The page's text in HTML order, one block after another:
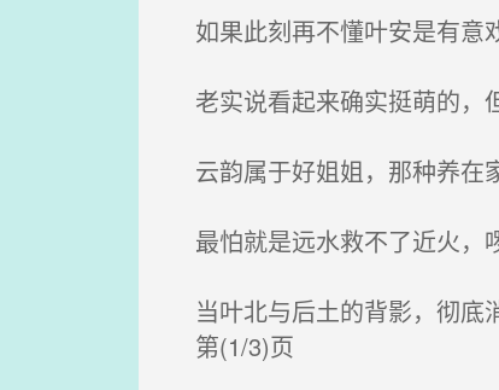
如果此刻再不懂叶安是有意
老实说看起来确实挺萌的，
云韵属于好姐姐，那种养在
最怕就是远水救不了近火，
当叶北与后土的背影，彻底
第(1/3)页